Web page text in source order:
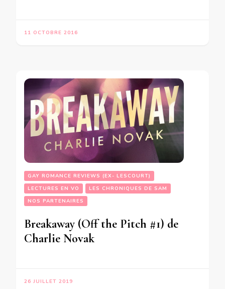
11 OCTOBRE 2016
GAY ROMANCE REVIEWS (EX- LESCOURT)
LECTURES EN VO
LES CHRONIQUES DE SAM
NOS PARTENAIRES
Breakaway (Off the Pitch #1) de
Charlie Novak
26 JUILLET 2019